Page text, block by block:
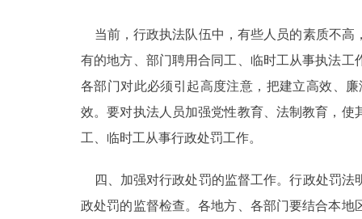
当前，行政执法队伍中，有些人员的素质不高
有的地方、部门聘用合同工、临时工从事执法
各部门对此必须引起高度注意，把建立高效、
效。要对执法人员加强党性教育、法制教育，
工、临时工从事行政处罚工作。
四、加强对行政处罚的监督工作。行政处罚法
政处罚的监督检查。各地方、各部门要结合本